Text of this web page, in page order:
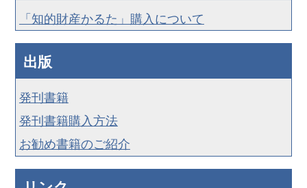
「知的財産かるた」購入について
出版
発刊書籍
発刊書籍購入方法
お勧め書籍のご紹介